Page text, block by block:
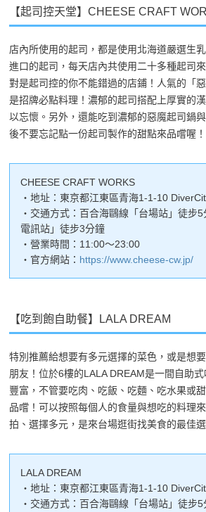
【起司控天堂】CHEESE CRAFT
店內所使用的起司，都是使用北海道嚴選生
進口的起司，每天店內共使用二十多種起司
對是起司控的你不能錯過的店鋪！人氣的「
是招牌必點料理！濃郁的起司搭配上厚實的
以忘懷。另外，還能吃到濃郁的惡魔起司鍋
後不要忘記點一份起司製作的甜點來品嚐喔！
CHEESE CRAFT WORKS
・地址：東京都江東區青海1-1-10
・交通方式：百合海鷗線「台場站」徒步
電訊站」徒步3分鐘
・營業時間：11:00～23:00
・官方網站： https://www.cheese-cw.jp/
【吃到飽自助餐】LALA DREAM
特別推薦給想要有多元選擇的菜色，或是想
朋友！位於6樓的LALA DREAM是一間自助
豐富，不管要吃肉、吃飯、吃麵、吃水果或
品嚐！可以按照每個人的食量與想吃的料理
拍、選擇多元，是來台場逛街找美食的最佳選
LALA DREAM
・地址：東京都江東區青海1-1-10
・交通方式：百合海鷗線「台場站」徒步